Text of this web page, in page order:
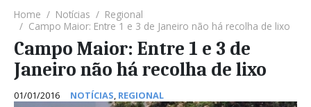
Home Notícias
Regional
Campo Maior: Entre 1 e 3 de Janeiro não há recolha de lixo
Campo Maior: Entre 1 e 3 de
Janeiro não há recolha de lixo
01/01/2016 NOTÍCIAS, REGIONAL